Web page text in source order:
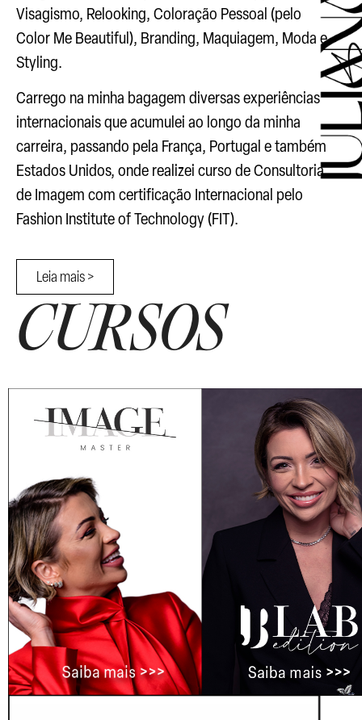
Visagismo, Relooking, Coloração Pessoal (pelo
Color Me Beautiful), Branding, Maquiagem, Moda e
Styling.
Carrego na minha bagagem diversas experiências
internacionais que acumulei ao longo da minha
carreira, passando pela França, Portugal e também
Estados Unidos, onde realizei curso de Consultoria
de Imagem com certificação Internacional pelo
Fashion Institute of Technology (FIT).
Leia mais >
CURSOS